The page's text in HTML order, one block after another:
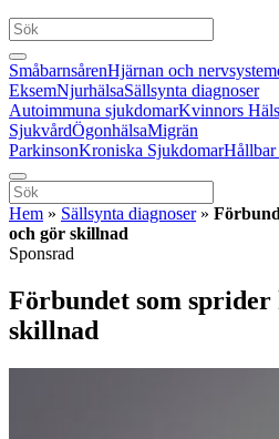
SmåbarnsårenHjärnan och
EksemNjurhälsaSällsynta diagnoser
Autoimmuna sjukdomarKvinnors
SjukvårdÖgonhälsaMigrän
ParkinsonKroniska SjukdomarHållbar
Hem » Sällsynta diagnoser»
och gör skillnad
Sponsrad
Förbundet som sprider
skillnad